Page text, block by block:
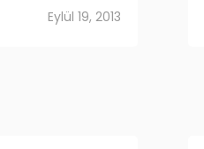
Eylül 19, 2013